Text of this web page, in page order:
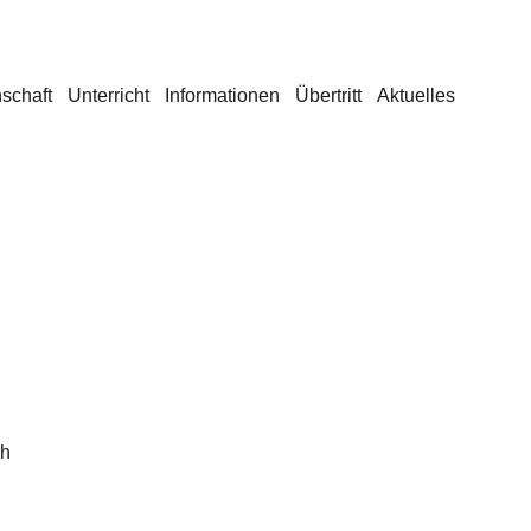
Unterricht Informationen Übertritt Aktuelles